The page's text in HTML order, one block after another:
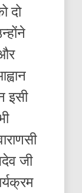
दो
इसी
जी